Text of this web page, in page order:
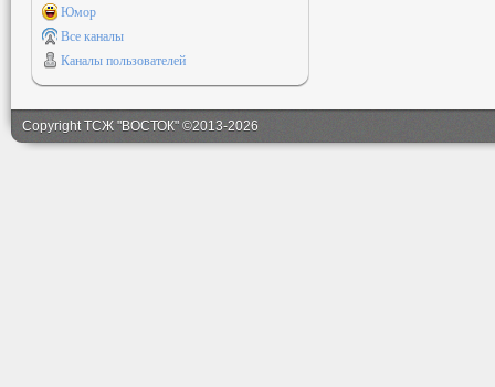
Юмор
Все каналы
Каналы пользователей
Copyright ТСЖ "ВОСТОК" ©2013-2026